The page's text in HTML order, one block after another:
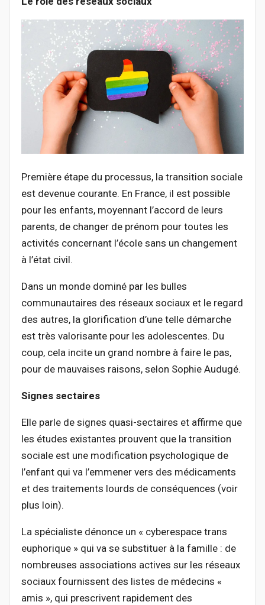
Première étape du processus, la transition sociale
est devenue courante. En France, il est possible
pour les enfants, moyennant l’accord de leurs
parents, de changer de prénom pour toutes les
activités concernant l’école sans un changement
à l’état civil.
Dans un monde dominé par les bulles
communautaires des réseaux sociaux et le regard
des autres, la glorification d’une telle démarche
est très valorisante pour les adolescentes. Du
coup, cela incite un grand nombre à faire le pas,
pour de mauvaises raisons, selon Sophie Audugé.
Signes sectaires
Elle parle de signes quasi-sectaires et affirme que
les études existantes prouvent que la transition
sociale est une modification psychologique de
l’enfant qui va l’emmener vers des médicaments
et des traitements lourds de conséquences (voir
plus loin).
La spécialiste dénonce un « cyberespace trans
euphorique » qui va se substituer à la famille : de
nombreuses associations actives sur les réseaux
sociaux fournissent des listes de médecins «
amis », qui prescrivent rapidement des